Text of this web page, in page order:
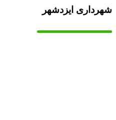
شهرداری ایزدشهر